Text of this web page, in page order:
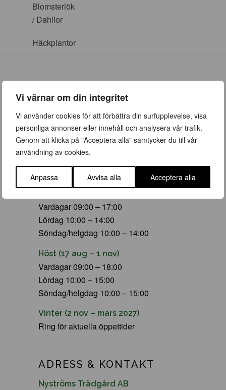
Vi värnar om din integritet
Vi använder cookies för att förbättra din surfupplevelse, visa
personliga annonser eller innehåll och analysera vår trafik.
Genom att klicka på "Acceptera alla" samtycker du till vår
användning av cookies.
Anpassa Avvisa alla Acceptera alla
Blomsterlök
/ Dahlior
Häckplantor
ÖPPETTIDER
Vår (23 mars – 28 juni)
Vardagar 09:00 – 19:00
Lördag 10:00 – 16:00
Söndag/helgdag 10:00 – 16:00
Vardagar 09:00 – 17:00
Lördag 10:00 – 14:00
Söndag/helgdag 10:00 – 14:00
Höst (17 aug – 1 nov)
Vardagar 09:00 – 18:00
Lördag 10:00 – 15:00
Söndag/helgdag 10:00 – 15:00
Vinter (2 nov – mars 2027)
Ring för aktuella öppettider
ADRESS & KONTAKT
Nyströms Trädgård AB